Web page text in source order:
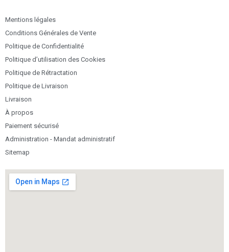
Mentions légales
Conditions Générales de Vente
Politique de Confidentialité
Politique d’utilisation des Cookies
Politique de Rétractation
Politique de Livraison
Livraison
À propos
Paiement sécurisé
Administration - Mandat administratif
Sitemap